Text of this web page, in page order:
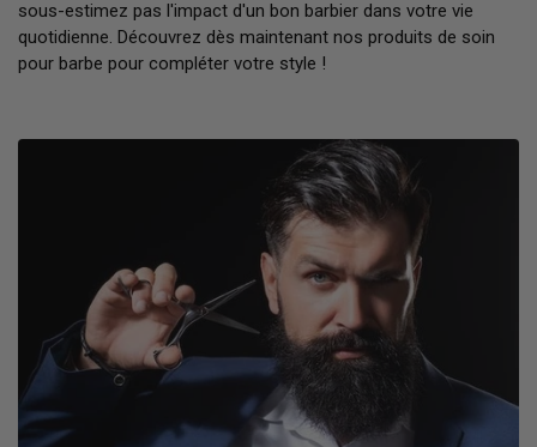
sous-estimez pas l'impact d'un bon barbier dans votre vie
quotidienne. Découvrez dès maintenant nos produits de soin
pour barbe pour compléter votre style !